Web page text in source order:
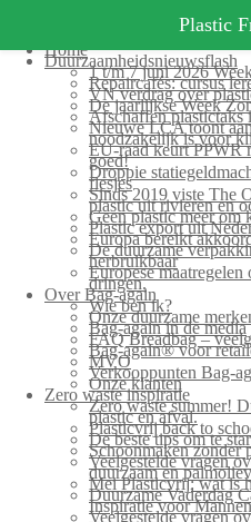
Home
Duurzaamheidsnieuwsflash
1 t/m 7 juni 2026
Repaircafés: cursus
VN verdrag over
De jaarlijkse Week
Afschaffen plastictaks
Nieuwe LCA toont
noodzakelijk is voor
EU-raad keurt PPWR
goed!
Droppie
flesjes
Sinds 2019 viste The
plastic uit rivieren en
Geen plastic meer om
Plastic export uit
Europa bereikt
De duurzame
herbruikbaar
Europese
dringen.
Over Bag-again
Wie ben ik?
Onze duurzame
Bag-again in de media
FAQ Breadbag –
Bag-again® voor
MVO
Verkooppunten Bag-
Onze klanten
Zero waste inspiratie
Zero waste summer!
plastic en afval.
Plasticvrij back to
De beste tips om te
Schoonmaken zonder
Veelgestelde vragen
duurzaam en
Mei Plasticvrij: wat is
Duurzame Vaderdag
Inspiratie voor Mannen
Veelgestelde vragen
Plastic